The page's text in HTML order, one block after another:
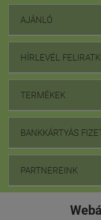
AJÁNLÓ
HÍRLEVÉL
TERMÉKEK
BANKKÁRTYÁS
PARTNEREINK